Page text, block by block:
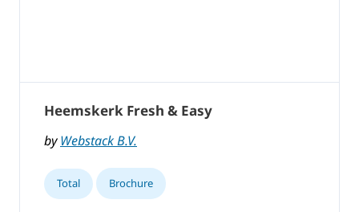
Heemskerk Fresh & Easy
byWebstack B.V.
Total Brochure